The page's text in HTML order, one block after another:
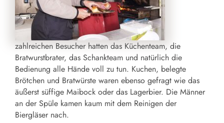
zahlreichen Besucher hatten das Küchenteam, die
Bratwurstbrater, das Schankteam und natürlich die
Bedienung alle Hände voll zu tun. Kuchen, belegte
Brötchen und Bratwürste waren ebenso gefragt wie das
äußerst süffige Maibock oder das Lagerbier. Die Männer
an der Spüle kamen kaum mit dem Reinigen der
Biergläser nach.